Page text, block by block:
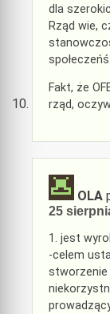
dla
Rząd wie,
Fakt, że
rząd,
OLA
25
1. jest
-celem
stworzenie